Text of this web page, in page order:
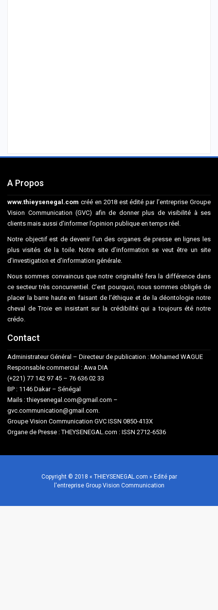
A Propos
www.thieysenegal.com créé en 2018 est édité par l’entreprise Groupe
Vision Communication (GVC) afin de donner plus de visibilité à ses
clients mais aussi d’informer l’opinion publique en temps réel.
Notre objectif est de devenir l’un des organes de presse en lignes les
plus visités de la toile. Notre site d’information se veut être un site
d’investigation et d’information générale.
Nous sommes convaincus que notre originalité fera la différence dans
ce secteur très concurrentiel. C’est pourquoi, nous sommes obligés de
placer la barre haute en faisant de l’éthique et de la déontologie notre
cheval de Troie en insistant sur la crédibilité qui a toujours été notre
crédo.
Contact
Administrateur Général – Directeur de publication : Mohamed WAGUE
Responsable commercial : Awa DIA
(+221) 77 142 97 45 – 76 636 02 33
BP : 1146 Dakar – Sénégal
Mails : thieysenegal.com@gmail.com –
gvc.communication@gmail.com.
Groupe Vision Communication GVC ISSN 0850-413X
Organe de Presse : THEYSENEGAL.com : ISSN 2712-6536
Copyright © 2018 « THIEYSENEGAL.com » Edité par
l'entreprise Group Vision Communication